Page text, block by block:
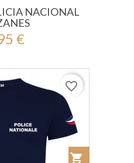
NACIONAL
€
shopping_cart
favorite_border